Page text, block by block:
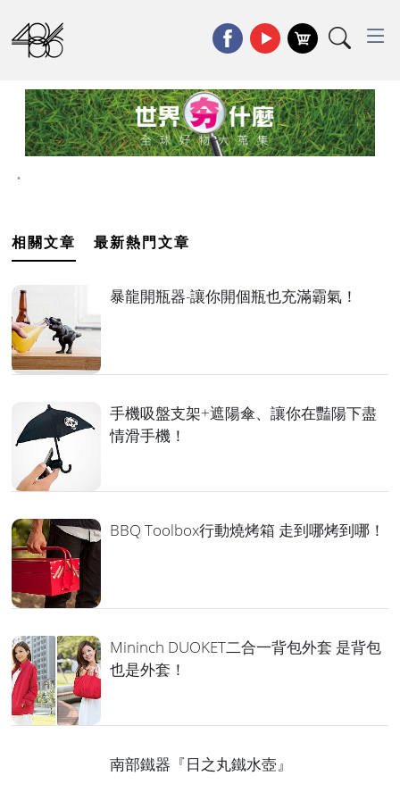
•
相關文章 最新熱門文章
暴龍開瓶器-讓你開個瓶也充滿霸氣！
手機吸盤支架+遮陽傘、讓你在豔陽下盡
情滑手機！
BBQ Toolbox行動燒烤箱 走到哪烤到哪！
Mininch DUOKET二合一背包外套 是背包
也是外套！
南部鐵器『日之丸鐵水壺』